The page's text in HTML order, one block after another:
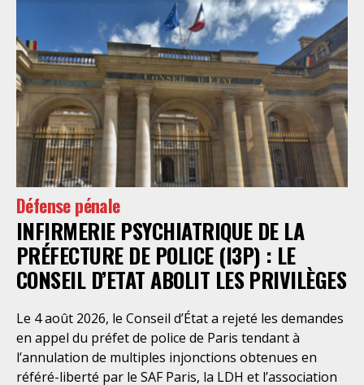
Défense pénale
INFIRMERIE PSYCHIATRIQUE DE LA
PRÉFECTURE DE POLICE (I3P) : LE
CONSEIL D’ETAT ABOLIT LES PRIVILÈGES
Le 4 août 2026, le Conseil d’État a rejeté les demandes
en appel du préfet de police de Paris tendant à
l’annulation de multiples injonctions obtenues en
référé-liberté par le SAF Paris, la LDH et l’association